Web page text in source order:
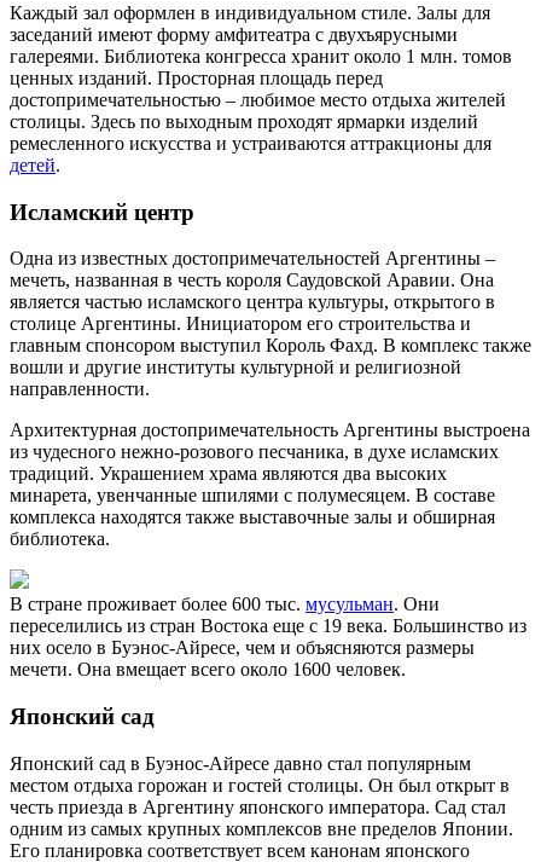
Каждый зал оформлен в индивидуальном стиле. Залы для
заседаний имеют форму амфитеатра с двухъярусными
галереями. Библиотека конгресса хранит около 1 млн. томов
ценных изданий. Просторная площадь перед
достопримечательностью – любимое место отдыха жителей
столицы. Здесь по выходным проходят ярмарки изделий
ремесленного искусства и устраиваются аттракционы для
детей.
Исламский центр
Одна из известных достопримечательностей Аргентины –
мечеть, названная в честь короля Саудовской Аравии. Она
является частью исламского центра культуры, открытого в
столице Аргентины. Инициатором его строительства и
главным спонсором выступил Король Фахд. В комплекс также
вошли и другие институты культурной и религиозной
направленности.
Архитектурная достопримечательность Аргентины выстроена
из чудесного нежно-розового песчаника, в духе исламских
традиций. Украшением храма являются два высоких
минарета, увенчанные шпилями с полумесяцем. В составе
комплекса находятся также выставочные залы и обширная
библиотека.
В стране проживает более 600 тыс. мусульман. Они
переселились из стран Востока еще с 19 века. Большинство из
них осело в Буэнос-Айресе, чем и объясняются размеры
мечети. Она вмещает всего около 1600 человек.
Японский сад
Японский сад в Буэнос-Айресе давно стал популярным
местом отдыха горожан и гостей столицы. Он был открыт в
честь приезда в Аргентину японского императора. Сад стал
одним из самых крупных комплексов вне пределов Японии.
Его планировка соответствует всем канонам японского